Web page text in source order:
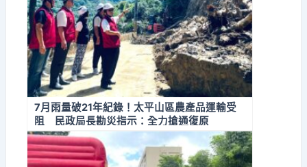
7月雨量破21年紀錄！太平山區農產品運輸受
阻 民政局長勘災指示：全力搶通復原